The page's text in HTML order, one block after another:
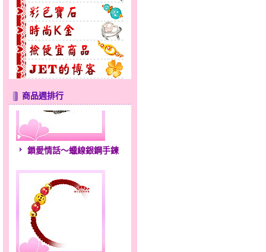
商品週排行
鎖愛情話～蠟線銀鋼手鍊